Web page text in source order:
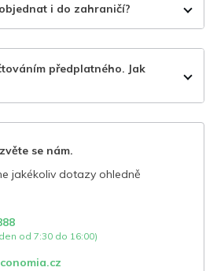
i do zahraničí?
předplatného. Jak
se nám.
jakékoliv dotazy ohledně
od 7:30 do 16:00)